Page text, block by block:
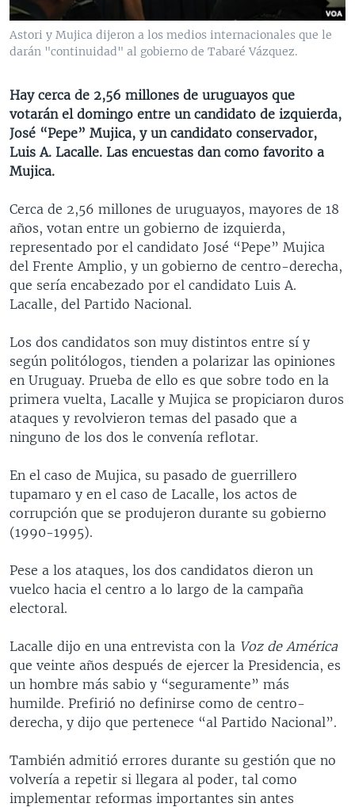
VENEZUELA
BRASIL
NICARAGUA
ECONOMÍA
ENTRETENIMIENTO Y CULTURA
DEPORTES
CIENCIA Y SALUD
MULTIMEDIA
VIDEOS
AUDIOS
PROGRAMAS TV
FORO INTERAMERICANO
VISIÓN 360
LAS CLAVES
AVANCE INFORMATIVO
AUDIONOTICIAS
BUENOS DÍAS AMÉRICA
EL MUNDO AL DÍA [RADIO]
FORO [RADIO]
DEPORTIVO INTERNACIONAL
NOTA ECONÓMICA
DIRECT
DOCUMENTALES DE LA VOA
Learning English
SÍGANOS
Idiomas
Astori y Mujica dijeron a los medios internacionales que le
darán "continuidad" al gobierno de Tabaré Vázquez.
Hay cerca de 2,56 millones de uruguayos que
votarán el domingo entre un candidato de izquierda,
José “Pepe” Mujica, y un candidato conservador,
Luis A. Lacalle. Las encuestas dan como favorito a
Mujica.
Cerca de 2,56 millones de uruguayos, mayores de 18
años, votan entre un gobierno de izquierda,
representado por el candidato José “Pepe” Mujica
del Frente Amplio, y un gobierno de centro-derecha,
que sería encabezado por el candidato Luis A.
Lacalle, del Partido Nacional.
Los dos candidatos son muy distintos entre sí y
según politólogos, tienden a polarizar las opiniones
en Uruguay. Prueba de ello es que sobre todo en la
primera vuelta, Lacalle y Mujica se propiciaron duros
ataques y revolvieron temas del pasado que a
ninguno de los dos le convenía reflotar.
En el caso de Mujica, su pasado de guerrillero
tupamaro y en el caso de Lacalle, los actos de
corrupción que se produjeron durante su gobierno
(1990-1995).
Pese a los ataques, los dos candidatos dieron un
vuelco hacia el centro a lo largo de la campaña
electoral.
Lacalle dijo en una entrevista con la Voz de América
que veinte años después de ejercer la Presidencia, es
un hombre más sabio y “seguramente” más
humilde. Prefirió no definirse como de centro-
derecha, y dijo que pertenece “al Partido Nacional”.
También admitió errores durante su gestión que no
volvería a repetir si llegara al poder, tal como
implementar reformas importantes sin antes